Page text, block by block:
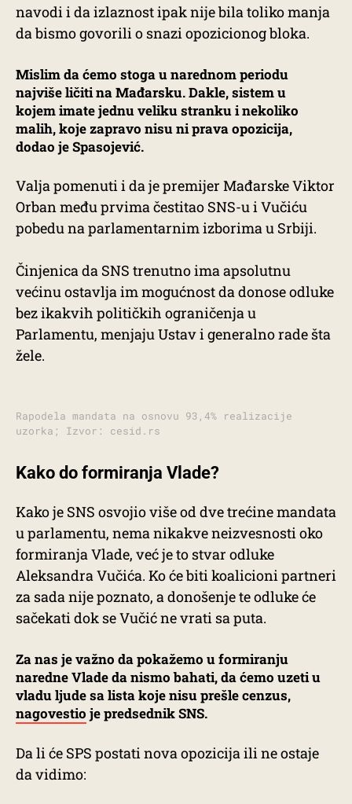
navodi i da izlaznost ipak nije bila toliko manja
da bismo govorili o snazi opozicionog bloka.
Mislim da ćemo stoga u narednom periodu
najviše ličiti na Mađarsku. Dakle, sistem u
kojem imate jednu veliku stranku i nekoliko
malih, koje zapravo nisu ni prava opozicija,
dodao je Spasojević.
Valja pomenuti i da je premijer Mađarske Viktor
Orban među prvima čestitao SNS-u i Vučiću
pobedu na parlamentarnim izborima u Srbiji.
Činjenica da SNS trenutno ima apsolutnu
većinu ostavlja im mogućnost da donose odluke
bez ikakvih političkih ograničenja u
Parlamentu, menjaju Ustav i generalno rade šta
žele.
Rapodela mandata na osnovu 93,4% realizacije
uzorka; Izvor: cesid.rs
Kako do formiranja Vlade?
Kako je SNS osvojio više od dve trećine mandata
u parlamentu, nema nikakve neizvesnosti oko
formiranja Vlade, već je to stvar odluke
Aleksandra Vučića. Ko će biti koalicioni partneri
za sada nije poznato, a donošenje te odluke će
sačekati dok se Vučić ne vrati sa puta.
Za nas je važno da pokažemo u formiranju
naredne Vlade da nismo bahati, da ćemo uzeti u
vladu ljude sa lista koje nisu prešle cenzus,
nagovestio je predsednik SNS.
Da li će SPS postati nova opozicija ili ne ostaje
da vidimo: